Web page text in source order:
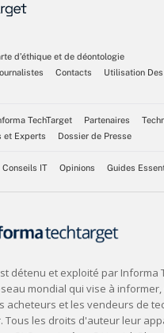
d’éthique et de déontologie
Contacts
Utilisation
TechTarget Partenaires
et Experts
Dossier de Presse
Conseils IT Opinions Guides